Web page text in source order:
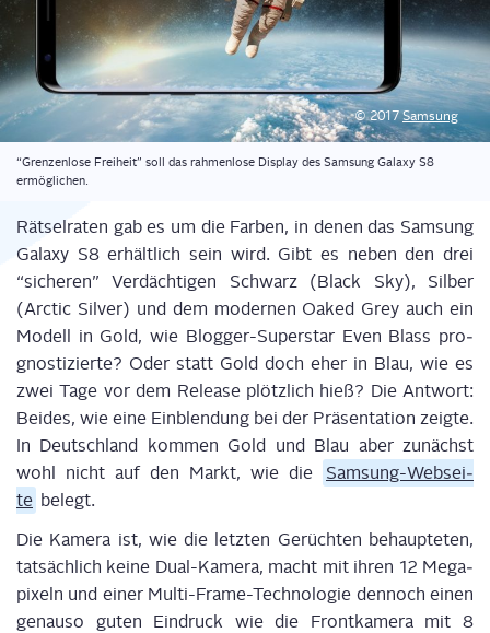
© 2017 Sam­sung
“Gren­zen­lo­se Frei­heit” soll das rah­men­lo­se Dis­play des Sam­sung Gala­xy S8
ermöglichen.
Rät­sel­ra­ten gab es um die Far­ben, in denen das Sam­sung
Gala­xy S8 erhält­lich sein wird. Gibt es neben den drei
“siche­ren” Ver­däch­ti­gen Schwarz (Black Sky), Sil­ber
(Arc­tic Sil­ver) und dem moder­nen Oaked Grey auch ein
Modell in Gold, wie Blog­ger-Super­star Even Blass pro­
gnos­ti­zier­te? Oder statt Gold doch eher in Blau, wie es
zwei Tage vor dem Release plötz­lich hieß? Die Ant­wort:
Bei­des, wie eine Ein­blen­dung bei der Prä­sen­ta­ti­on zeig­te.
In Deutsch­land kom­men Gold und Blau aber zunächst
wohl nicht auf den Markt, wie die
Sam­sung-Web­sei­
te belegt.
Die Kame­ra ist, wie die letz­ten Gerüch­ten behaup­te­ten,
tat­säch­lich kei­ne Dual-Kame­ra, macht mit ihren 12 Mega­
pi­xeln und einer Mul­ti-Frame-Tech­no­lo­gie den­noch einen
genau­so guten Ein­druck wie die Front­ka­me­ra mit 8